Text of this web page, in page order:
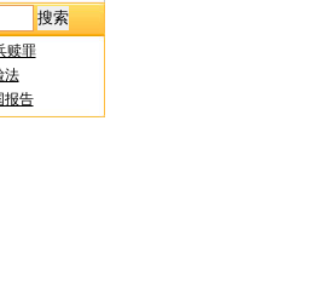
赎罪
法
报告